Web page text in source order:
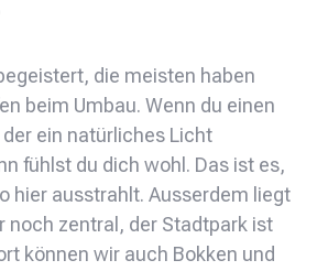
die meisten haben
beim Umbau. Wenn du einen
ein natürliches Licht
fühlst du dich wohl. Das ist es,
hier ausstrahlt. Ausserdem liegt
noch zentral, der Stadtpark ist
können wir auch Bokken und